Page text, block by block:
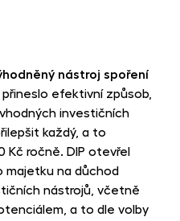
nástroj spoření
efektivní způsob,
investičních
každý, a to
Kč ročně. DIP otevřel
majetku na důchod
nástrojů, včetně
a to dle volby